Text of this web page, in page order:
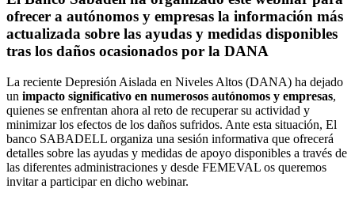
ofrecer a autónomos y empresas la información más
actualizada sobre las ayudas y medidas disponibles
tras los daños ocasionados por la DANA
La reciente Depresión Aislada en Niveles Altos (DANA) ha dejado
un impacto significativo en numerosos autónomos y empresas,
quienes se enfrentan ahora al reto de recuperar su actividad y
minimizar los efectos de los daños sufridos. Ante esta situación, El
banco SABADELL organiza una sesión informativa que ofrecerá
detalles sobre las ayudas y medidas de apoyo disponibles a través de
las diferentes administraciones y desde FEMEVAL os queremos
invitar a participar en dicho webinar.